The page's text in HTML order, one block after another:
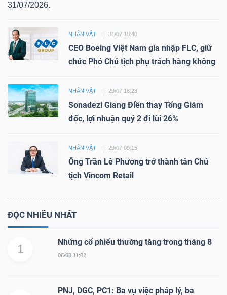
31/07/2026.
NHÂN VẬT 31/07 18:40
CEO Boeing Việt Nam gia nhập FLC, giữ
chức Phó Chủ tịch phụ trách hàng không
NHÂN VẬT 29/07 16:23
Sonadezi Giang Điền thay Tổng Giám
đốc, lợi nhuận quý 2 đi lùi 26%
NHÂN VẬT 29/07 09:15
Ông Trần Lê Phương trở thành tân Chủ
tịch Vincom Retail
ĐỌC NHIỀU NHẤT
1
Những cổ phiếu thường tăng trong tháng 8
06/08 11:02
PNJ, DGC, PC1: Ba vụ việc pháp lý, ba